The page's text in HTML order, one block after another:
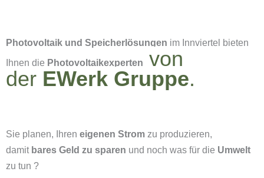
Photovoltaik und Speicherlösungen im Innviertel bieten
Ihnen die Photovoltaikexperten
von
der EWerk Gruppe.
Sie planen, Ihren eigenen Strom zu produzieren,
damit bares Geld zu sparen und noch was für die Umwelt
zu tun ?